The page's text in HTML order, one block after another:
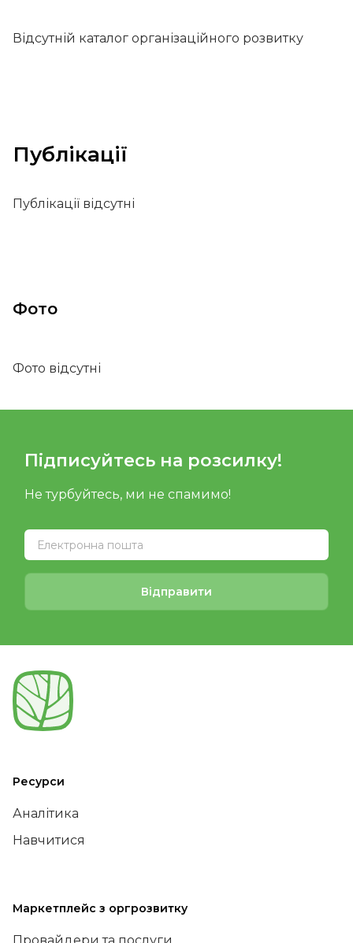
Відсутній каталог організаційного розвитку
Публікації
Публікації відсутні
Фото
Фото відсутні
Підписуйтесь на розсилку!
Не турбуйтесь, ми не спамимо!
Відправити
Ресурси
Аналітика
Навчитися
Маркетплейс з оргрозвитку